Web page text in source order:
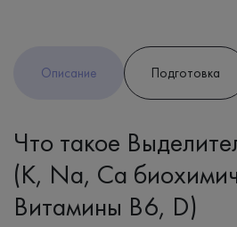
Описание Подготовка
Что такое
(K, Na, Ca
Витамины B6, D)